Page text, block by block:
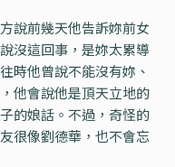
說前幾天他告訴妳前女
沒這回事，是妳太累導
時他曾說不能沒有妳、
他會說他是頂天立地的
的娘話。不過，奇怪的
很像劉德華，也不會忘